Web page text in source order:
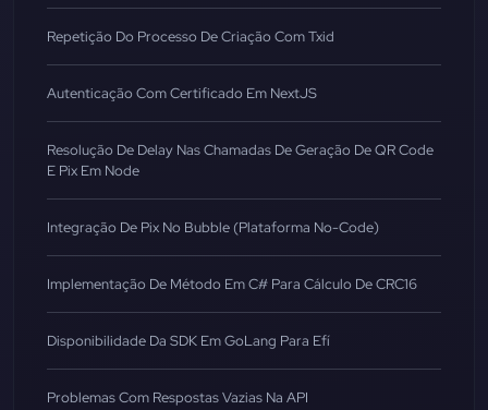
Repetição Do Processo De Criação Com Txid
Autenticação Com Certificado Em NextJS
Resolução De Delay Nas Chamadas De Geração De QR Code
E Pix Em Node
Integração De Pix No Bubble (Plataforma No-Code)
Implementação De Método Em C# Para Cálculo De CRC16
Disponibilidade Da SDK Em GoLang Para Efí
Problemas Com Respostas Vazias Na API